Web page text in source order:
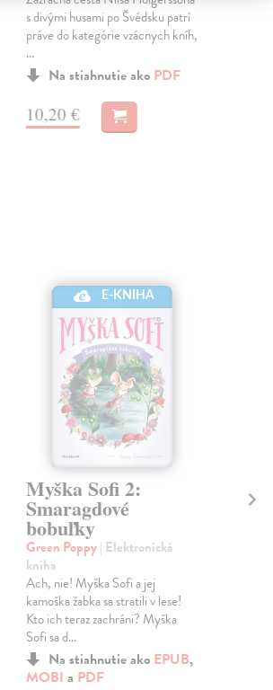
s divými husami po Švédsku patrí
práve do kategórie vzácnych kníh,
...
Na stiahnutie ako PDF
10,20 €
E-KNIHA
Myška Sofi 2:
Smaragdové
bobuľky
Green Poppy| Elektronická
kniha
Ach, nie! Myška Sofi a jej
kamoška žabka sa stratili v lese!
Kto ich teraz zachráni? Myška
Sofi sa d...
Na stiahnutie ako EPUB,
MOBI a PDF